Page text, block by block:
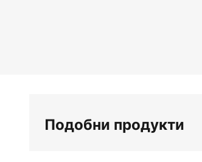
Подобни продукти